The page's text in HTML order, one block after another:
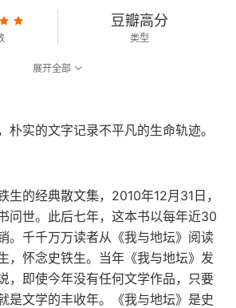
豆瓣高分
类型
No.79
文学
展开全部
朴实的文字记录不平凡的生命轨迹。
生的经典散文集，2010年12月31日，
问世。此后七年，这本书以每年近30
。千千万万读者从《我与地坛》阅读
，怀念史铁生。当年《我与地坛》发
，即使今年没有任何文学作品，只要
是文学的丰收年。《我与地坛》是史